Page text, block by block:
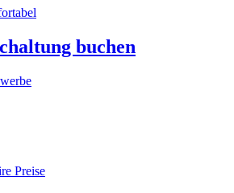
buchen
Preise